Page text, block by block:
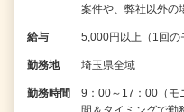
案件や、弊社以外
給与 5,000円以上（1回
勤務地 埼玉県全域
勤務時間
9：00～17：00（モ